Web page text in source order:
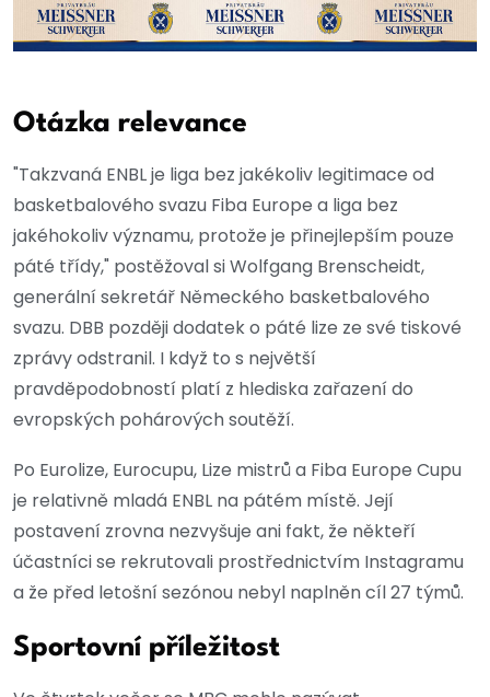
Otázka relevance
"Takzvaná ENBL je liga bez jakékoliv legitimace od
basketbalového svazu Fiba Europe a liga bez
jakéhokoliv významu, protože je přinejlepším pouze
páté třídy," postěžoval si Wolfgang Brenscheidt,
generální sekretář Německého basketbalového
svazu. DBB později dodatek o páté lize ze své tiskové
zprávy odstranil. I když to s největší
pravděpodobností platí z hlediska zařazení do
evropských pohárových soutěží.
Po Eurolize, Eurocupu, Lize mistrů a Fiba Europe Cupu
je relativně mladá ENBL na pátém místě. Její
postavení zrovna nezvyšuje ani fakt, že někteří
účastníci se rekrutovali prostřednictvím Instagramu
a že před letošní sezónou nebyl naplněn cíl 27 týmů.
Sportovní příležitost